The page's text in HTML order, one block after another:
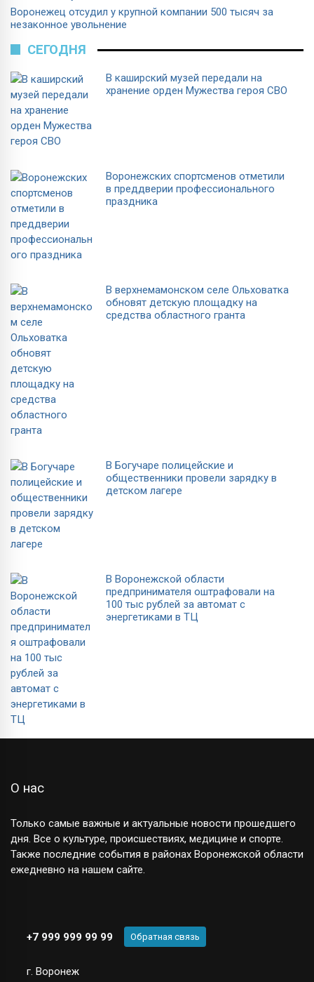
Воронежец отсудил у крупной компании 500 тысяч за
незаконное увольнение
СЕГОДНЯ
В каширский музей передали на
хранение орден Мужества героя СВО
Воронежских спортсменов отметили
в преддверии профессионального
праздника
В верхнемамонском селе Ольховатка
обновят детскую площадку на
средства областного гранта
В Богучаре полицейские и
общественники провели зарядку в
детском лагере
В Воронежской области
предпринимателя оштрафовали на
100 тыс рублей за автомат с
энергетиками в ТЦ
О нас
Только самые важные и актуальные новости прошедшего
дня. Все о культуре, происшествиях, медицине и спорте.
Также последние события в районах Воронежской области
ежедневно на нашем сайте.
+7 999 999 99 99 Обратная связь
г. Воронеж